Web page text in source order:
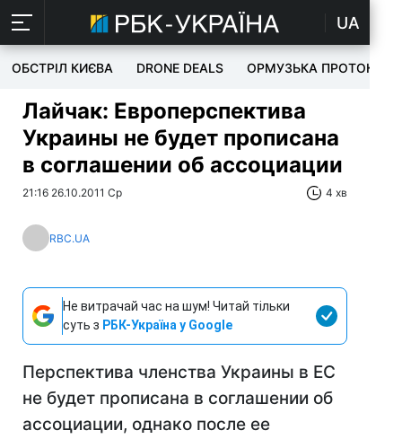
UA
ОБСТРІЛ КИЄВА DRONE DEALS ОРМУЗЬКА ПРОТОКА
Лайчак: Европерспектива
Украины не будет прописана
в соглашении об ассоциации
21:16 26.10.2011 Ср 4 хв
RBC.UA
Не витрачай час на шум! Читай тільки
суть з РБК-Україна у Google
Перспектива членства Украины в ЕС
не будет прописана в соглашении об
ассоциации, однако после ее